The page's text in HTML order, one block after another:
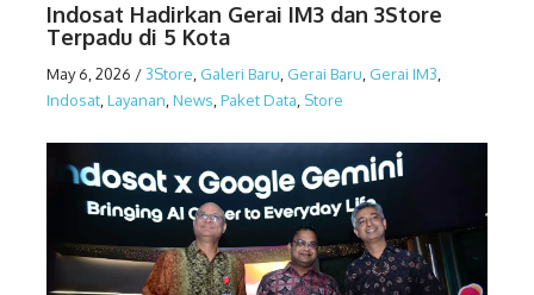
Indosat Hadirkan Gerai IM3 dan 3Store
Terpadu di 5 Kota
May 6, 2026 /3Store, Galeri Baru, Gerai Baru, Gerai IM3,
Indosat,Layanan,News,Paket Data, Store